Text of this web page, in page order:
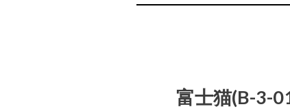
富士猫(B-3-